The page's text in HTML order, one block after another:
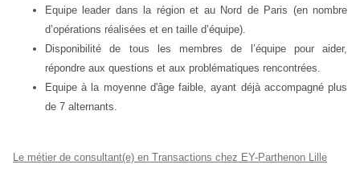
Equipe leader dans la région et au Nord de Paris (en nombre
d’opérations réalisées et en taille d’équipe).
Disponibilité de tous les membres de l’équipe pour aider,
répondre aux questions et aux problématiques rencontrées.
Equipe à la moyenne d'âge faible, ayant déjà accompagné plus
de 7 alternants.
Le métier de consultant(e) en Transactions chez EY-Parthenon Lille